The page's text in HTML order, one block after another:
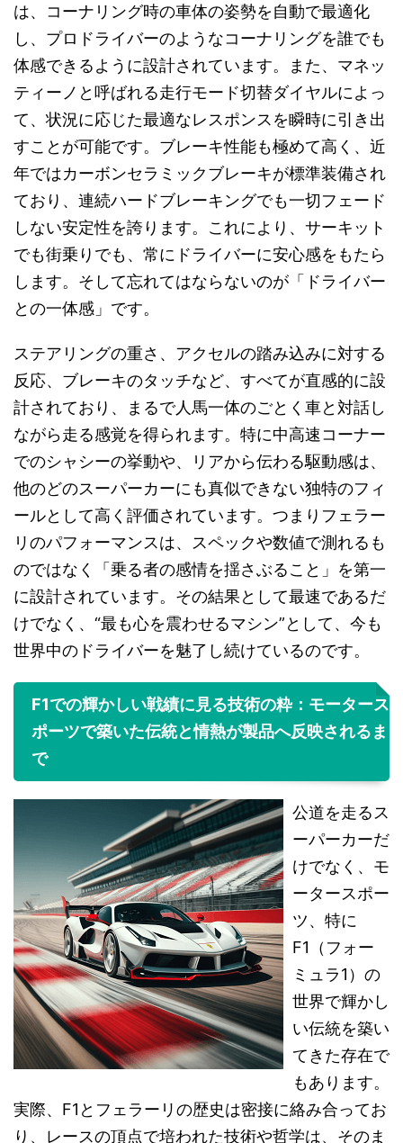
は、コーナリング時の車体の姿勢を自動で最適化
し、プロドライバーのようなコーナリングを誰でも
体感できるように設計されています。また、マネッ
ティーノと呼ばれる走行モード切替ダイヤルによっ
て、状況に応じた最適なレスポンスを瞬時に引き出
すことが可能です。ブレーキ性能も極めて高く、近
年ではカーボンセラミックブレーキが標準装備され
ており、連続ハードブレーキングでも一切フェード
しない安定性を誇ります。これにより、サーキット
でも街乗りでも、常にドライバーに安心感をもたら
します。そして忘れてはならないのが「ドライバー
との一体感」です。
ステアリングの重さ、アクセルの踏み込みに対する
反応、ブレーキのタッチなど、すべてが直感的に設
計されており、まるで人馬一体のごとく車と対話し
ながら走る感覚を得られます。特に中高速コーナー
でのシャシーの挙動や、リアから伝わる駆動感は、
他のどのスーパーカーにも真似できない独特のフィ
ールとして高く評価されています。つまりフェラー
リのパフォーマンスは、スペックや数値で測れるも
のではなく「乗る者の感情を揺さぶること」を第一
に設計されています。その結果として最速であるだ
けでなく、“最も心を震わせるマシン”として、今も
世界中のドライバーを魅了し続けているのです。
F1での輝かしい戦績に見る技術の粋：モータース
ポーツで築いた伝統と情熱が製品へ反映されるま
で
公道を走るス
ーパーカーだ
けでなく、モ
ータースポー
ツ、特に
F1（フォー
ミュラ1）の
世界で輝かし
い伝統を築い
てきた存在で
もあります。
実際、F1とフェラーリの歴史は密接に絡み合ってお
り、レースの頂点で培われた技術や哲学は、そのま